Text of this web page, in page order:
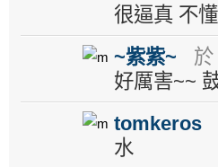
很逼真 不
~紫紫~
好厲害~~
tomkeros
水